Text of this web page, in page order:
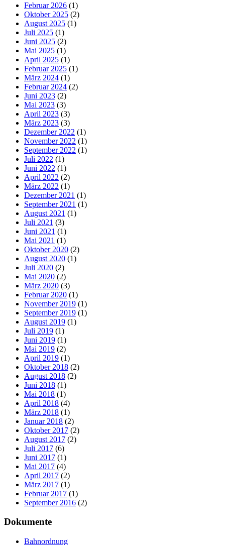
Februar 2026 (1)
Oktober 2025 (2)
August 2025 (1)
Juli 2025 (1)
Juni 2025 (2)
Mai 2025 (1)
April 2025 (1)
Februar 2025 (1)
März 2024 (1)
Februar 2024 (2)
Juni 2023 (2)
Mai 2023 (3)
April 2023 (3)
März 2023 (3)
Dezember 2022 (1)
November 2022 (1)
September 2022 (1)
Juli 2022 (1)
Juni 2022 (1)
April 2022 (2)
März 2022 (1)
Dezember 2021 (1)
September 2021 (1)
August 2021 (1)
Juli 2021 (3)
Juni 2021 (1)
Mai 2021 (1)
Oktober 2020 (2)
August 2020 (1)
Juli 2020 (2)
Mai 2020 (2)
März 2020 (3)
Februar 2020 (1)
November 2019 (1)
September 2019 (1)
August 2019 (1)
Juli 2019 (1)
Juni 2019 (1)
Mai 2019 (2)
April 2019 (1)
Oktober 2018 (2)
August 2018 (2)
Juni 2018 (1)
Mai 2018 (1)
April 2018 (4)
März 2018 (1)
Januar 2018 (2)
Oktober 2017 (2)
August 2017 (2)
Juli 2017 (6)
Juni 2017 (1)
Mai 2017 (4)
April 2017 (2)
März 2017 (1)
Februar 2017 (1)
September 2016 (2)
Dokumente
Bahnordnung